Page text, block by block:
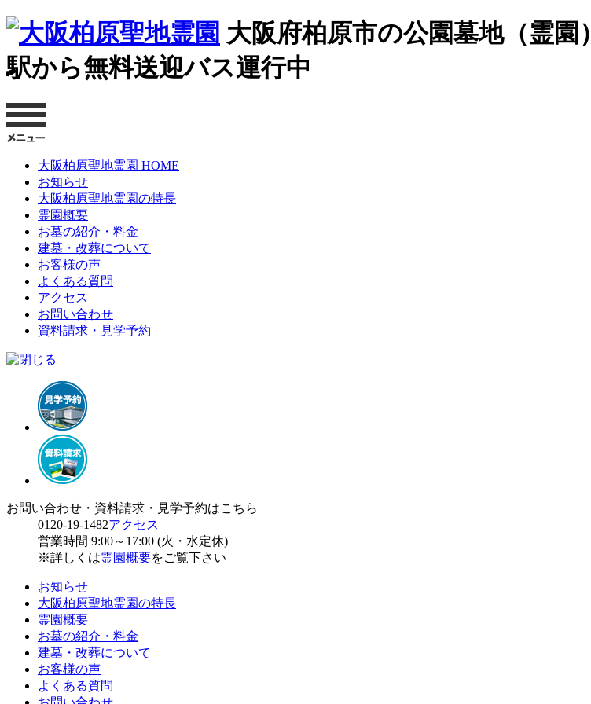
大阪府柏原市の公園墓地（霊園）
駅から無料送迎バス運行中
大阪柏原聖地霊園 HOME
お知らせ
大阪柏原聖地霊園の特長
霊園概要
お墓の紹介・料金
建墓・改葬について
お客様の声
よくある質問
アクセス
お問い合わせ
資料請求・見学予約
お問い合わせ・資料請求・見学予約はこちら
0120-19-1482アクセス
営業時間 9:00～17:00 (火・水定休)
※詳しくは霊園概要をご覧下さい
お知らせ
大阪柏原聖地霊園の特長
霊園概要
お墓の紹介・料金
建墓・改葬について
お客様の声
よくある質問